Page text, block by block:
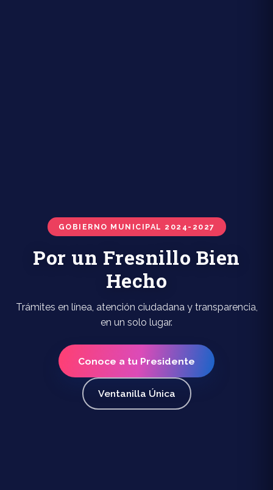
GOBIERNO MUNICIPAL 2024-2027
Por un Fresnillo Bien
Hecho
Trámites en línea, atención ciudadana y transparencia,
en un solo lugar.
Conoce a tu Presidente
Ventanilla Única